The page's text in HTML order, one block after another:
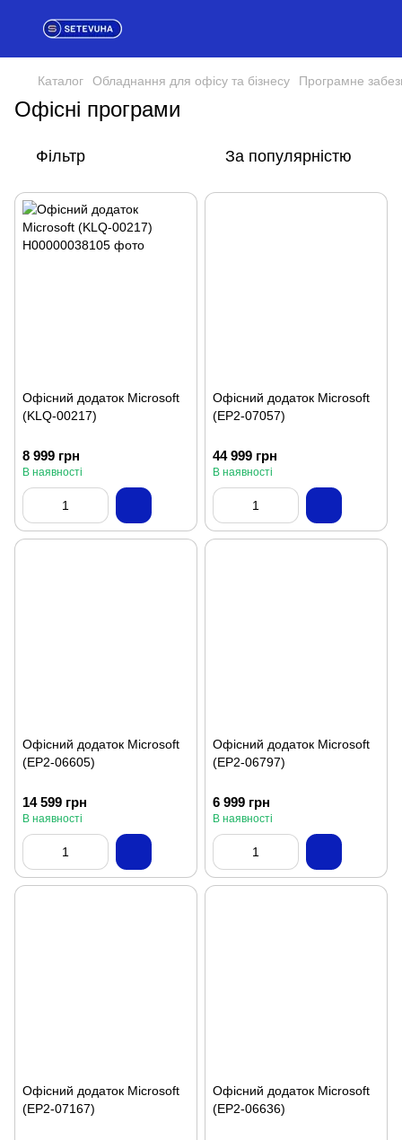
Каталог Обладнання для офісу та бізнесу Програмне
Офісні програми
Фільтр За популярністю
Офісний додаток Microsoft
(KLQ-00217)
8 999 грн
В наявності
Офісний додаток Microsoft
(EP2-07057)
44 999 грн
В наявності
Офісний додаток Microsoft
(EP2-06605)
14 599 грн
В наявності
Офісний додаток Microsoft
(EP2-06797)
6 999 грн
В наявності
Офісний додаток Microsoft
(EP2-07167)
Офісний додаток Microsoft
(EP2-06636)